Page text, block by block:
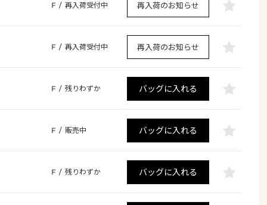
F / 再入荷受付中 再入荷のお知らせ
F / 再入荷受付中 再入荷のお知らせ
F / 残りわずか バッグに入れる
F / 販売中 バッグに入れる
F / 残りわずか バッグに入れる